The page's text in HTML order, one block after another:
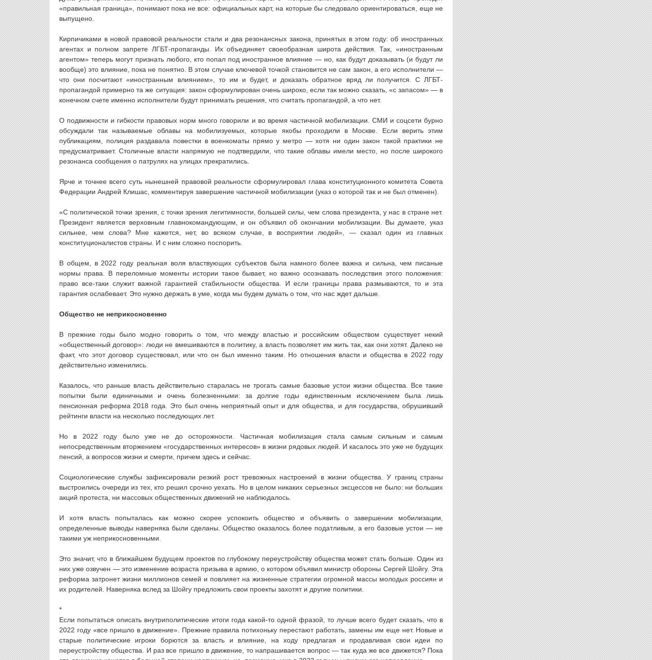
«правильная граница», понимают пока не все: официальных карт, на которые бы следовало ориентироваться, еще не
выпущено.
Кирпичиками в новой правовой реальности стали и два резонансных закона, принятых в этом году: об иностранных
агентах и полном запрете ЛГБТ-пропаганды. Их объединяет своеобразная широта действия. Так, «иностранным
агентом» теперь могут признать любого, кто попал под иностранное влияние — но, как будут доказывать (и будут ли
вообще) это влияние, пока не понятно. В этом случае ключевой точкой становится не сам закон, а его исполнители —
что они посчитают «иностранным влиянием», то им и будет, и доказать обратное вряд ли получится. С ЛГБТ-
пропагандой примерно та же ситуация: закон сформулирован очень широко, если так можно сказать, «с запасом» — в
конечном счете именно исполнители будут принимать решения, что считать пропагандой, а что нет.
О подвижности и гибкости правовых норм много говорили и во время частичной мобилизации. СМИ и соцсети бурно
обсуждали так называемые облавы на мобилизуемых, которые якобы проходили в Москве. Если верить этим
публикациям, полиция раздавала повестки в военкоматы прямо у метро — хотя ни один закон такой практики не
предусматривает. Столичные власти напрямую не подтвердили, что такие облавы имели место, но после широкого
резонанса сообщения о патрулях на улицах прекратились.
Ярче и точнее всего суть нынешней правовой реальности сформулировал глава конституционного комитета Совета
Федерации Андрей Клишас, комментируя завершение частичной мобилизации (указ о которой так и не был отменен).
«С политической точки зрения, с точки зрения легитимности, большей силы, чем слова президента, у нас в стране нет.
Президент является верховным главнокомандующим, и он объявил об окончании мобилизации. Вы думаете, указ
сильнее, чем слова? Мне кажется, нет, во всяком случае, в восприятии людей», — сказал один из главных
конституционалистов страны. И с ним сложно поспорить.
В общем, в 2022 году реальная воля властвующих субъектов была намного более важна и сильна, чем писаные
нормы права. В переломные моменты истории такое бывает, но важно осознавать последствия этого положения:
право все-таки служит важной гарантией стабильности общества. И если границы права размываются, то и эта
гарантия ослабевает. Это нужно держать в уме, когда мы будем думать о том, что нас ждет дальше.
Общество не неприкосновенно
В прежние годы было модно говорить о том, что между властью и российским обществом существует некий
«общественный договор»: люди не вмешиваются в политику, а власть позволяет им жить так, как они хотят. Далеко не
факт, что этот договор существовал, или что он был именно таким. Но отношения власти и общества в 2022 году
действительно изменились.
Казалось, что раньше власть действительно старалась не трогать самые базовые устои жизни общества. Все такие
попытки были единичными и очень болезненными: за долгие годы единственным исключением была лишь
пенсионная реформа 2018 года. Это был очень неприятный опыт и для общества, и для государства, обрушивший
рейтинги власти на несколько последующих лет.
Но в 2022 году было уже не до осторожности. Частичная мобилизация стала самым сильным и самым
непосредственным вторжением «государственных интересов» в жизни рядовых людей. И касалось это уже не будущих
пенсий, а вопросов жизни и смерти, причем здесь и сейчас.
Социологические службы зафиксировали резкий рост тревожных настроений в жизни общества. У границ страны
выстроились очереди из тех, кто решил срочно уехать. Но в целом никаких серьезных эксцессов не было: ни больших
акций протеста, ни массовых общественных движений не наблюдалось.
И хотя власть попыталась как можно скорее успокоить общество и объявить о завершении мобилизации,
определенные выводы наверняка были сделаны. Общество оказалось более податливым, а его базовые устои — не
такими уж неприкосновенными.
Это значит, что в ближайшем будущем проектов по глубокому переустройству общества может стать больше. Один из
них уже озвучен — это изменение возраста призыва в армию, о котором объявил министр обороны Сергей Шойгу. Эта
реформа затронет жизни миллионов семей и повлияет на жизненные стратегии огромной массы молодых россиян и
их родителей. Наверняка вслед за Шойгу предложить свои проекты захотят и другие политики.
*
Если попытаться описать внутриполитические итоги года какой-то одной фразой, то лучше всего будет сказать, что в
2022 году «все пришло в движение». Прежние правила потихоньку перестают работать, замены им еще нет. Новые и
старые политические игроки борются за власть и влияние, на ходу предлагая и продавливая свои идеи по
переустройству общества. И раз все пришло в движение, то напрашивается вопрос — так куда же все движется? Пока